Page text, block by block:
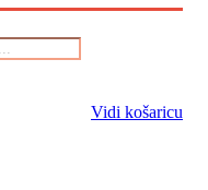
Vidi košaricu